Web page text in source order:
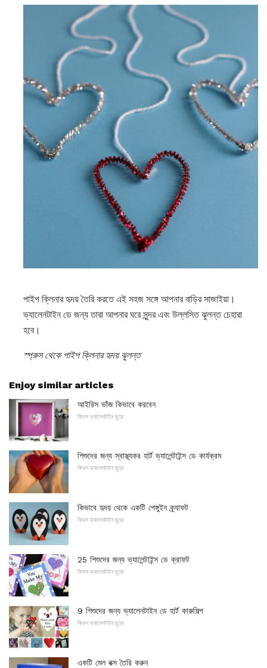
পাইপ ক্লিনার হৃদয় তৈরি করতে এই সহজ সঙ্গে আপনার বাড়ির সাজাইয়া।
ভ্যালেনটাইন ডে জন্য তারা আপনার ঘরে সুন্দর এবং উল্লসিত ঝুলন্ত চেহারা
হবে।
স্প্রুস থেকে পাইপ ক্লিনার হৃদয় ঝুলন্ত
Enjoy similar articles
আইরিস ভাঁজ কিভাবে করবেন
কিডস ভ্যালেনটাইন ছুড়ো
শিশুদের জন্য স্বাস্থ্যকর হার্ট ভ্যালেন্টাইন্স ডে কার্যক্রম
কিডস ভ্যালেনটাইন ছুড়ো
কিভাবে হৃদয় থেকে একটি পেঙ্গুইন ক্র্যাফট
কিডস ভ্যালেনটাইন ছুড়ো
25 শিশুদের জন্য ভ্যালেন্টাইন্স ডে ক্রাফট
কিডস ভ্যালেনটাইন ছুড়ো
9 শিশুদের জন্য ভ্যালেনটাইন ডে হার্ট কারুশিল্প
কিডস ভ্যালেনটাইন ছুড়ো
একটি মেল বক্স তৈরি করুন